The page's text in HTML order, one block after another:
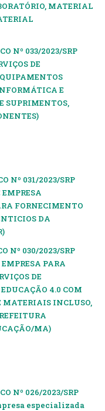
MATERIAL
Nº 033/2023/SRP
DE
E
SUPRIMENTOS,
Nº 031/2023/SRP
FORNECIMENTO
DA
Nº 030/2023/SRP
PARA
DE
4.0 COM
MATERIAIS INCLUSO,
MA)
Nº 026/2023/SRP
especializada